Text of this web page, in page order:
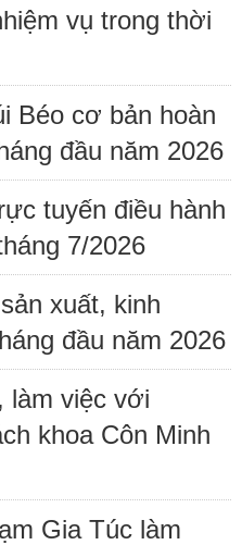
vụ trong thời
Béo cơ bản hoàn
đầu năm 2026
tuyến điều hành
7/2026
xuất, kinh
đầu năm 2026
làm việc với
khoa Côn Minh
Gia Túc làm